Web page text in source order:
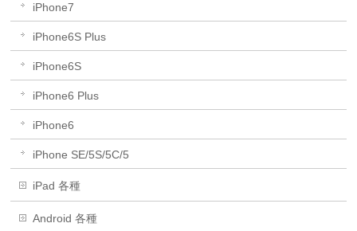
iPhone7
iPhone6S Plus
iPhone6S
iPhone6 Plus
iPhone6
iPhone SE/5S/5C/5
iPad 各種
Android 各種